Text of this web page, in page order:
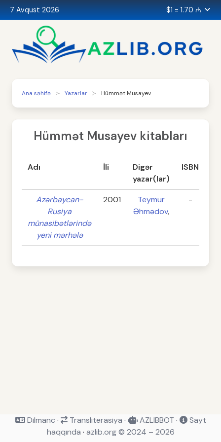
7 Avqust 2026 $1 = 1.70 ₼
Ana səhifə Yazarlar Hümmət Musayev
Hümmət Musayev kitabları
Adı İli
Digər
yazar(lar)
ISBN
Azərbaycan-
Rusiya
münasibətlərində
yeni mərhələ
2001
Teymur
Əhmədov,
-
Dilmanc · Transliterasiya · AZLIBBOT ·
Sayt
haqqında · azlib.org © 2024 – 2026